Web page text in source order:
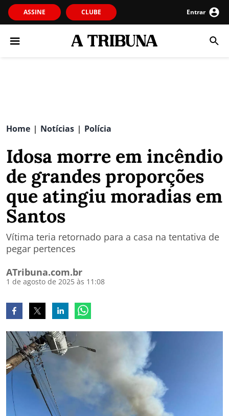
ASSINE CLUBE Entrar
Home | Notícias | Polícia
Idosa morre em incêndio
de grandes proporções
que atingiu moradias em
Santos
Vítima teria retornado para a casa na tentativa de
pegar pertences
ATribuna.com.br
1 de agosto de 2025 às 11:08